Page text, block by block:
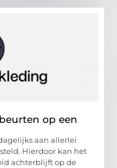
op een
aan allerlei
Hierdoor kan het
achterblijft op de